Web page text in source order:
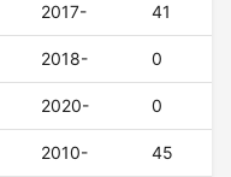
2017- 41
2018- 0
2020- 0
2010- 45